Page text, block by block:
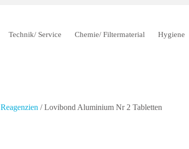
Technik/ Service Chemie/ Filtermaterial Hygiene
Reagenzien / Lovibond Aluminium Nr 2 Tabletten